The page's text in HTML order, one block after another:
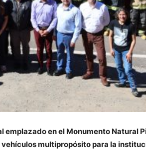
en el Monumento Natural
multipropósito para la